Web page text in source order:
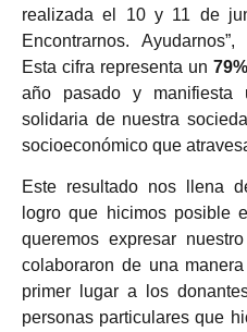
realizada el 10 y 11 de
Encontrarnos.
Esta cifra representa un 79%
año pasado y
solidaria de nuestra
socioeconómico que
Este resultado nos llena
logro que hicimos posible
queremos expresar
colaboraron de una
primer lugar a los
personas particulares que